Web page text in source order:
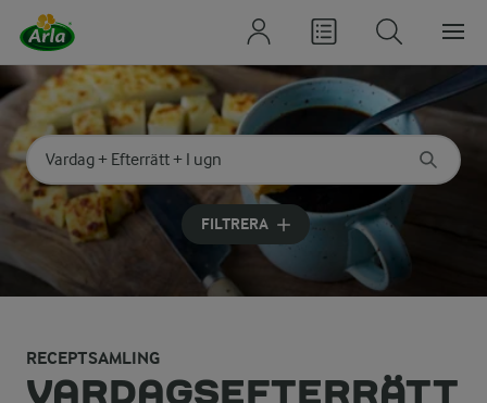
Sök på kategori eller ingrediens
Skriv in sökord för att få förslag
FILTRERA
RECEPTSAMLING
VARDAGSEFTERRÄTT